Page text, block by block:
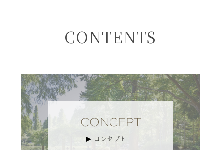
CONTENTS
CONCEPT
コンセプト